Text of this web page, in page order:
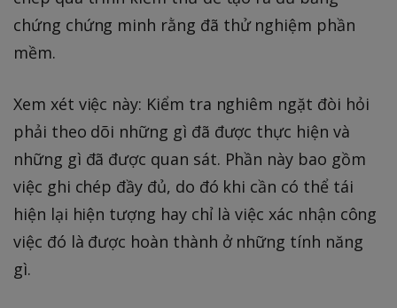
chứng chứng minh rằng đã thử nghiệm phần
mềm.
Xem xét việc này: Kiểm tra nghiêm ngặt đòi hỏi
phải theo dõi những gì đã được thực hiện và
những gì đã được quan sát. Phần này bao gồm
việc ghi chép đầy đủ, do đó khi cần có thể tái
hiện lại hiện tượng hay chỉ là việc xác nhận công
việc đó là được hoàn thành ở những tính năng
gì.